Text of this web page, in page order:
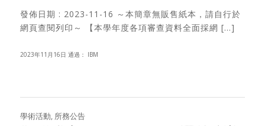
發佈日期 : 2023-11-16 ～本簡章無販售紙本，請自行於
網頁查閱列印～ 【本學年度各項審查資料全面採網 […]
2023年11月16日 通過： IBM
學術活動, 所務公告